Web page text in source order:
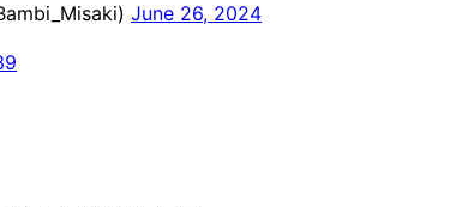
June 26, 2024